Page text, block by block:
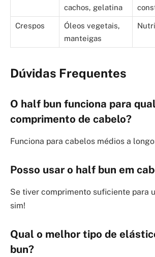
cachos, gelatina
Crespos
Óleos vegetais,
manteigas
Dúvidas Frequentes
O half bun funciona para qual
comprimento de cabelo?
Funciona para cabelos médios a
Posso usar o half bun em
Se tiver comprimento suficiente para
sim!
Qual o melhor tipo de
bun?